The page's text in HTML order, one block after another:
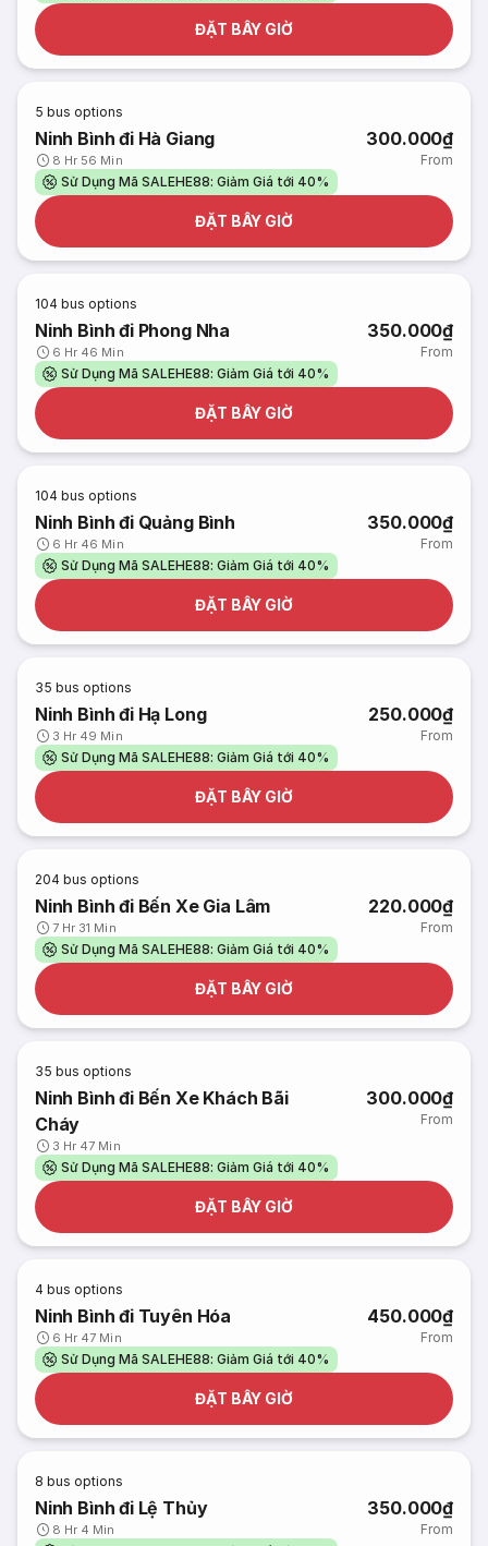
ĐẶT BÂY GIỜ
5 bus options
Ninh Bình đi Hà Giang
8 Hr 56 Min
300.000₫
From
Sử Dụng Mã SALEHE88: Giảm Giá tới 40%
ĐẶT BÂY GIỜ
104 bus options
Ninh Bình đi Phong Nha
6 Hr 46 Min
350.000₫
From
Sử Dụng Mã SALEHE88: Giảm Giá tới 40%
ĐẶT BÂY GIỜ
104 bus options
Ninh Bình đi Quảng Bình
6 Hr 46 Min
350.000₫
From
Sử Dụng Mã SALEHE88: Giảm Giá tới 40%
ĐẶT BÂY GIỜ
35 bus options
Ninh Bình đi Hạ Long
3 Hr 49 Min
250.000₫
From
Sử Dụng Mã SALEHE88: Giảm Giá tới 40%
ĐẶT BÂY GIỜ
204 bus options
Ninh Bình đi Bến Xe Gia Lâm
7 Hr 31 Min
220.000₫
From
Sử Dụng Mã SALEHE88: Giảm Giá tới 40%
ĐẶT BÂY GIỜ
35 bus options
Ninh Bình đi Bến Xe Khách Bãi
Cháy
3 Hr 47 Min
300.000₫
From
Sử Dụng Mã SALEHE88: Giảm Giá tới 40%
ĐẶT BÂY GIỜ
4 bus options
Ninh Bình đi Tuyên Hóa
6 Hr 47 Min
450.000₫
From
Sử Dụng Mã SALEHE88: Giảm Giá tới 40%
ĐẶT BÂY GIỜ
8 bus options
Ninh Bình đi Lệ Thủy
8 Hr 4 Min
350.000₫
From